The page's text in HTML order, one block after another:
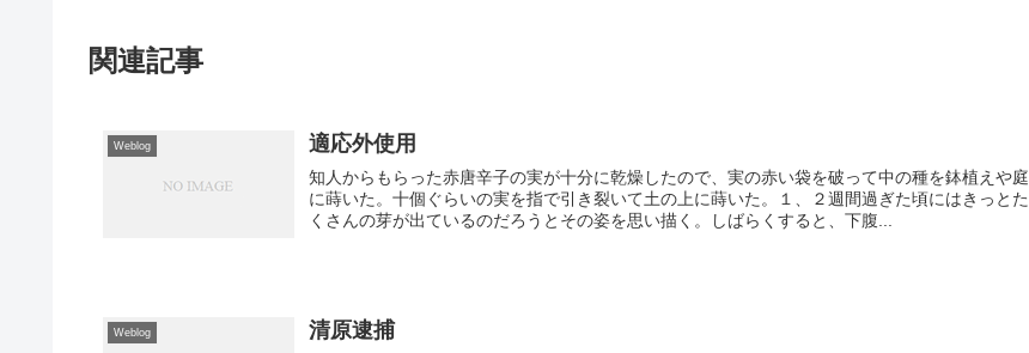
関連記事
Weblog 適応外使用
知人からもらった赤唐辛子の実が十分に乾燥したので、実の赤い袋を破って中の種を鉢植えや庭
に蒔いた。十個ぐらいの実を指で引き裂いて土の上に蒔いた。１、２週間過ぎた頃にはきっとた
くさんの芽が出ているのだろうとその姿を思い描く。しばらくすると、下腹...
Weblog 清原逮捕